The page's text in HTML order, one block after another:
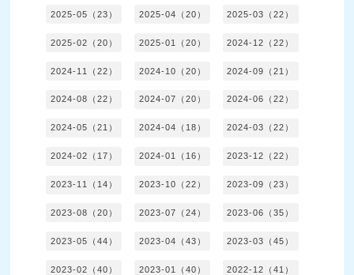
2025-05（23） 2025-04（20） 2025-03（22）
2025-02（20） 2025-01（20） 2024-12（22）
2024-11（22） 2024-10（20） 2024-09（21）
2024-08（22） 2024-07（20） 2024-06（22）
2024-05（21） 2024-04（18） 2024-03（22）
2024-02（17） 2024-01（16） 2023-12（22）
2023-11（14） 2023-10（22） 2023-09（23）
2023-08（20） 2023-07（24） 2023-06（35）
2023-05（44） 2023-04（43） 2023-03（45）
2023-02（40） 2023-01（40） 2022-12（41）